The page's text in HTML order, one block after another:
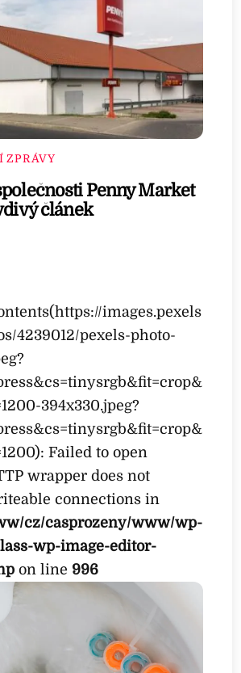
ZPRÁVY
Penny Market
článek
images.pexels
4239012/pexels-photo-
394x330.jpeg?
Failed to open
wrapper does not
connections in
cz/casprozeny/www/wp-
wp-image-editor-
on line 996